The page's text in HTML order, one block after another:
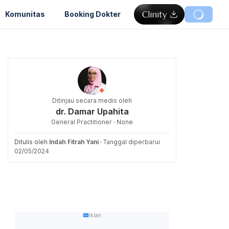
Komunitas Booking Dokter
Ditinjau secara medis oleh
dr. Damar Upahita
General Practitioner · None
Ditulis oleh Indah Fitrah Yani · Tanggal diperbarui
02/05/2024
Iklan